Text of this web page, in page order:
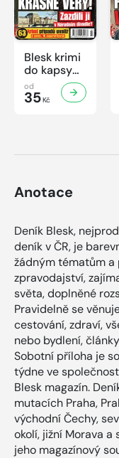
Blesk krimi
do kapsy
č.7/2026
od
35Kč
Anotace
Deník Blesk,
deník v ČR, je
žádným tématům
zpravodajství,
světa, doplněné
Pravidelně se
cestování, zdraví,
nebo bydlení,
Sobotní příloha je
týdne ve
Blesk magazín.
mutacích Praha,
východní Čechy,
okolí, jižní Morava a
jeho magazínový